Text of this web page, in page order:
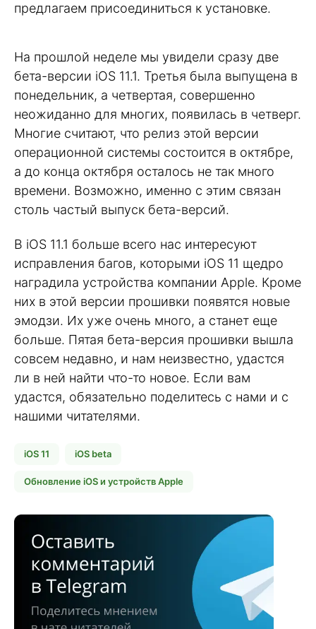
предлагаем присоединиться к установке.
На прошлой неделе мы увидели сразу две
бета-версии iOS 11.1. Третья была выпущена в
понедельник, а четвертая, совершенно
неожиданно для многих, появилась в четверг.
Многие считают, что релиз этой версии
операционной системы состоится в октябре,
а до конца октября осталось не так много
времени. Возможно, именно с этим связан
столь частый выпуск бета-версий.
В iOS 11.1 больше всего нас интересуют
исправления багов, которыми iOS 11 щедро
наградила устройства компании Apple. Кроме
них в этой версии прошивки появятся новые
эмодзи. Их уже очень много, а станет еще
больше. Пятая бета-версия прошивки вышла
совсем недавно, и нам неизвестно, удастся
ли в ней найти что-то новое. Если вам
удастся, обязательно поделитесь с нами и с
нашими читателями.
iOS 11 iOS beta
Обновление iOS и устройств Apple